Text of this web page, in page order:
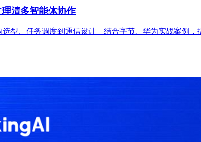
清多智能体协作
型、任务调度到通信设计，结合字节、华为实战案例，